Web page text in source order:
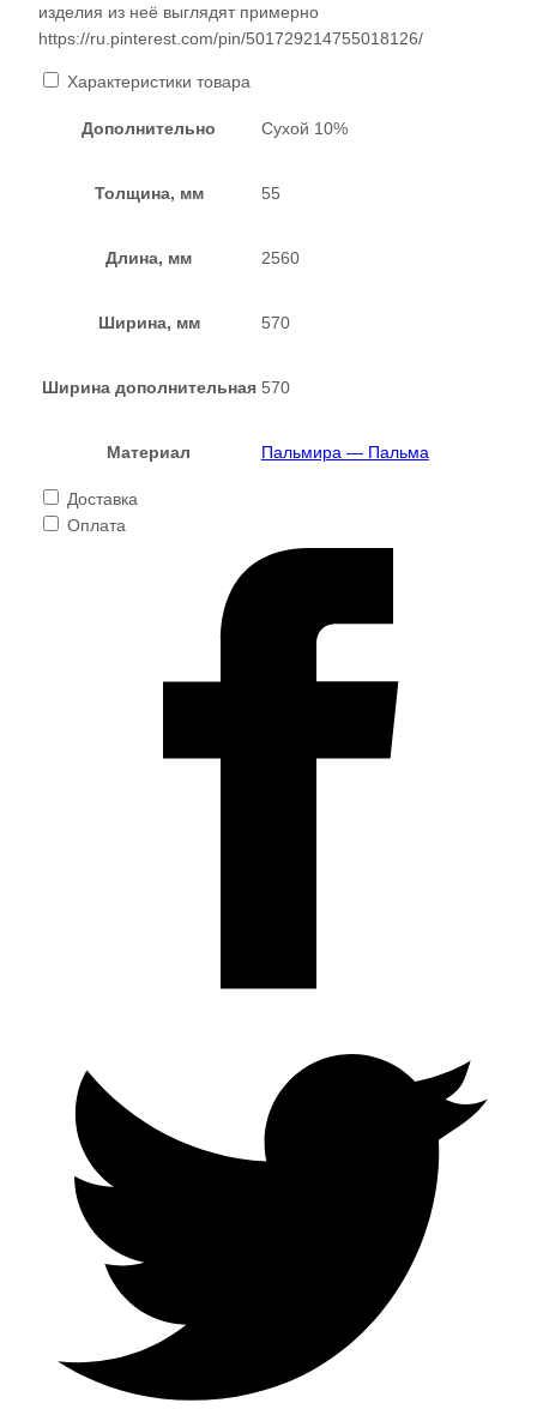
изделия из неё выглядят примерно
https://ru.pinterest.com/pin/501729214755018126/
Характеристики товара
Дополнительно Сухой 10%
Толщина, мм 55
Длина, мм 2560
Ширина, мм 570
Ширина дополнительная 570
Материал Пальмира — Пальма
Доставка
Оплата